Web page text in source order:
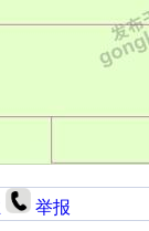
举报